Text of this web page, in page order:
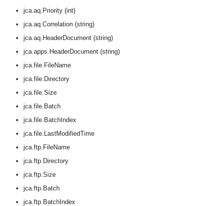
jca.aq.Priority (int)
jca.aq.Correlation (string)
jca.aq.HeaderDocument (string)
jca.apps.HeaderDocument (string)
jca.file.FileName
jca.file.Directory
jca.file.Size
jca.file.Batch
jca.file.BatchIndex
jca.file.LastModifiedTime
jca.ftp.FileName
jca.ftp.Directory
jca.ftp.Size
jca.ftp.Batch
jca.ftp.BatchIndex